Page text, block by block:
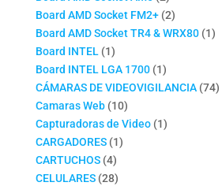
productos
Board AMD Socket FM2+ 22
productos
Board AMD Socket TR4 & WRX80 11
Board INTEL 11
producto
Board INTEL LGA 1700 11
producto
CÁMARAS DE VIDEOVIGILANCIA 7474
Camaras Web 1010
productos
Capturadoras de Video 11
CARGADORES 11
CARTUCHOS 44
productos
CELULARES 2828